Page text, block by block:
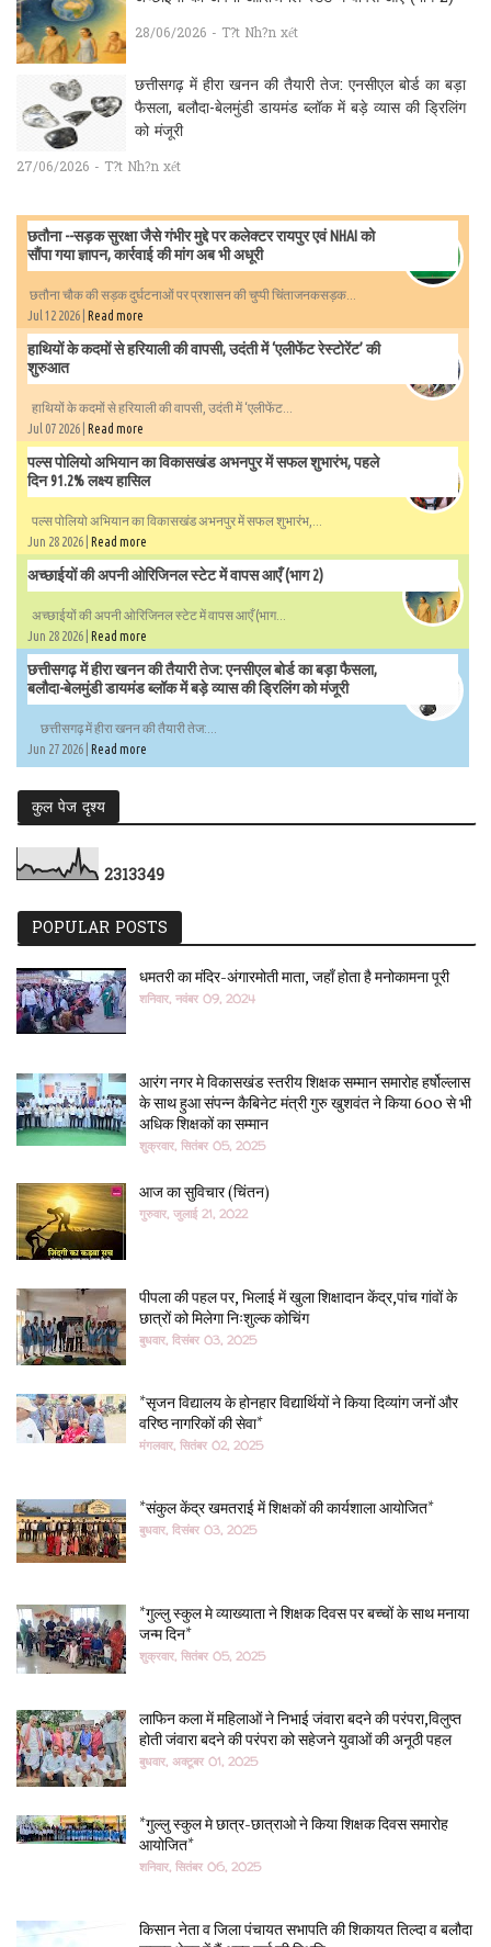
28/06/2026 - T?t Nh?n xét
छत्तीसगढ़ में हीरा खनन की तैयारी तेज: एनसीएल बोर्ड का बड़ा
फैसला, बलौदा-बेलमुंडी डायमंड ब्लॉक में बड़े व्यास की ड्रिलिंग
को मंजूरी
27/06/2026 - T?t Nh?n xét
छतौना --सड़क सुरक्षा जैसे गंभीर मुद्दे पर कलेक्टर रायपुर एवं NHAI को
सौंपा गया ज्ञापन, कार्रवाई की मांग अब भी अधूरी
छतौना चौक की सड़क दुर्घटनाओं पर प्रशासन की चुप्पी चिंताजनकसड़क...
Jul 12 2026 | Read more
हाथियों के कदमों से हरियाली की वापसी, उदंती में ‘एलीफेंट रेस्टोरेंट’ की
शुरुआत
हाथियों के कदमों से हरियाली की वापसी, उदंती में ‘एलीफेंट...
Jul 07 2026 | Read more
पल्स पोलियो अभियान का विकासखंड अभनपुर में सफल शुभारंभ, पहले
दिन 91.2% लक्ष्य हासिल
पल्स पोलियो अभियान का विकासखंड अभनपुर में सफल शुभारंभ,...
Jun 28 2026 | Read more
अच्छाईयों की अपनी ओरिजिनल स्टेट में वापस आएँ (भाग 2)
अच्छाईयों की अपनी ओरिजिनल स्टेट में वापस आएँ (भाग...
Jun 28 2026 | Read more
छत्तीसगढ़ में हीरा खनन की तैयारी तेज: एनसीएल बोर्ड का बड़ा फैसला,
बलौदा-बेलमुंडी डायमंड ब्लॉक में बड़े व्यास की ड्रिलिंग को मंजूरी
छत्तीसगढ़ में हीरा खनन की तैयारी तेज:...
Jun 27 2026 | Read more
कुल पेज दृश्य
2313349
POPULAR POSTS
धमतरी का मंदिर-अंगारमोती माता, जहाँ होता है मनोकामना पूरी
शनिवार, नवंबर 09, 2024
आरंग नगर मे विकासखंड स्तरीय शिक्षक सम्मान समारोह हर्षोल्लास
के साथ हुआ संपन्न कैबिनेट मंत्री गुरु खुशवंत ने किया 600 से भी
अधिक शिक्षकों का सम्मान
शुक्रवार, सितंबर 05, 2025
आज का सुविचार (चिंतन)
गुरुवार, जुलाई 21, 2022
पीपला की पहल पर, भिलाई में खुला शिक्षादान केंद्र,पांच गांवों के
छात्रों को मिलेगा निःशुल्क कोचिंग
बुधवार, दिसंबर 03, 2025
*सृजन विद्यालय के होनहार विद्यार्थियों ने किया दिव्यांग जनों और
वरिष्ठ नागरिकों की सेवा*
मंगलवार, सितंबर 02, 2025
*संकुल केंद्र खमतराई में शिक्षकों की कार्यशाला आयोजित*
बुधवार, दिसंबर 03, 2025
*गुल्लु स्कुल मे व्याख्याता ने शिक्षक दिवस पर बच्चों के साथ मनाया
जन्म दिन*
शुक्रवार, सितंबर 05, 2025
लाफिन कला में महिलाओं ने निभाई जंवारा बदने की परंपरा,विलुप्त
होती जंवारा बदने की परंपरा को सहेजने युवाओं की अनूठी पहल
बुधवार, अक्टूबर 01, 2025
*गुल्लु स्कुल मे छात्र-छात्राओ ने किया शिक्षक दिवस समारोह
आयोजित*
शनिवार, सितंबर 06, 2025
किसान नेता व जिला पंचायत सभापति की शिकायत तिल्दा व बलौदा